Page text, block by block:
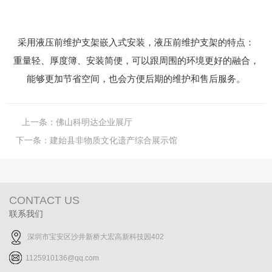
采用液压前维护支架嵌入式安装，液压前维护支架的特点：
重量轻、厚度簿、安装简便，可以跟周围的环境更好的融合，
能够更加节省空间，也会方便后期的维护和售后服务。
上一条： 佛山科明达企业展厅
下一条： 建始县非物质文化遗产综合展示馆
CONTACT US
联系我们
深圳市宝安区沙井新桥大宏高新科技园402
1125910136@qq.com